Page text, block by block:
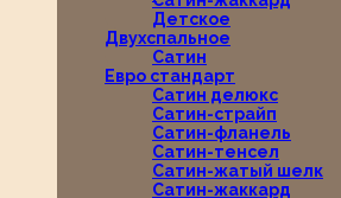
Детское
Двухспальное
Сатин
Евро стандарт
Сатин делюкс
Сатин-страйп
Сатин-фланель
Сатин-тенсел
Сатин-жатый шелк
Сатин-жаккард